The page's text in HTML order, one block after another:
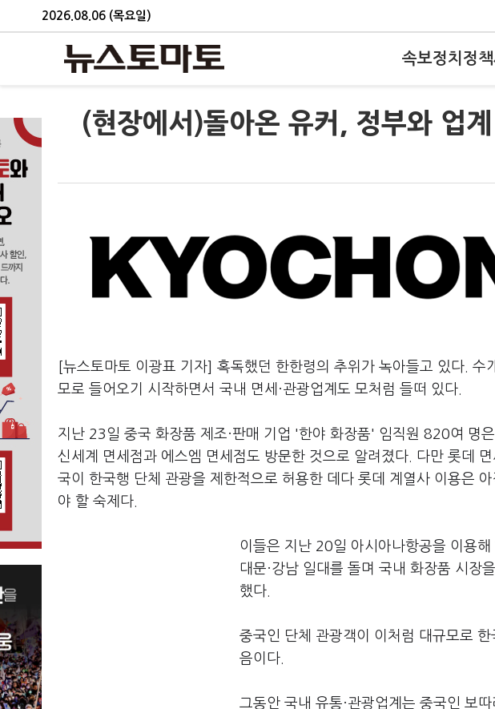
2026.08.06 (목요일)
속보정치 정책
(현장에서)돌아온 유커, 정부와 업
[뉴스토마토 이광표 기자] 혹독했던 한한령의 추위가 녹아들고 있다.
모로 들어오기 시작하면서 국내 면세·관광업계도 모처럼 들떠 있다.
지난 23일 중국 화장품 제조·판매 기업 '한야 화장품' 임직원 820여 명
신세계 면세점과 에스엠 면세점도 방문한 것으로 알려졌다. 다만 롯데
국이 한국행 단체 관광을 제한적으로 허용한 데다 롯데 계열사 이용은
야 할 숙제다.
이들은 지난 20일 아시아나항공을 이용
대문·강남 일대를 돌며 국내 화장품 시장
했다.
중국인 단체 관광객이 이처럼 대규모로
음이다.
그동안 국내 유통·관광업계는 중국인 보